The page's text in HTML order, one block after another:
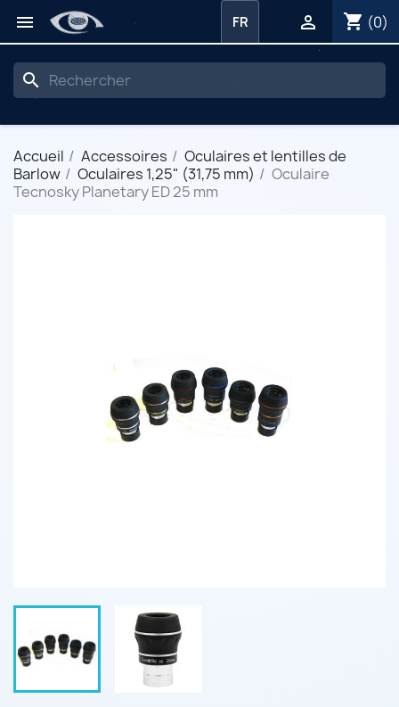
 shopping_cart (0)

FR
search
Accueil Accessoires
Oculaires et lentilles de
Barlow
Oculaires 1,25" (31,75 mm)
Oculaire
Tecnosky Planetary ED 25 mm